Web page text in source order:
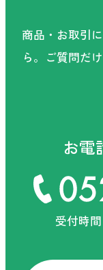
商品・お取引
ら。ご質問だけ
商品・お取引
ら。 ご質問だ
お電
受付時間